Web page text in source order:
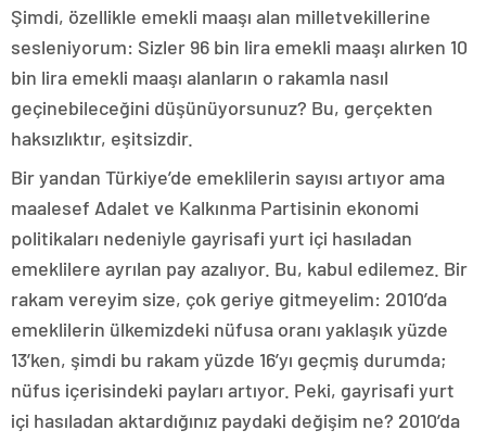
Şimdi, özellikle emekli maaşı alan milletvekillerine
sesleniyorum: Sizler 96 bin lira emekli maaşı alırken 10
bin lira emekli maaşı alanların o rakamla nasıl
geçinebileceğini düşünüyorsunuz? Bu, gerçekten
haksızlıktır, eşitsizdir.
Bir yandan Türkiye’de emeklilerin sayısı artıyor ama
maalesef Adalet ve Kalkınma Partisinin ekonomi
politikaları nedeniyle gayrisafi yurt içi hasıladan
emeklilere ayrılan pay azalıyor. Bu, kabul edilemez. Bir
rakam vereyim size, çok geriye gitmeyelim: 2010’da
emeklilerin ülkemizdeki nüfusa oranı yaklaşık yüzde
13’ken, şimdi bu rakam yüzde 16’yı geçmiş durumda;
nüfus içerisindeki payları artıyor. Peki, gayrisafi yurt
içi hasıladan aktardığınız paydaki değişim ne? 2010’da